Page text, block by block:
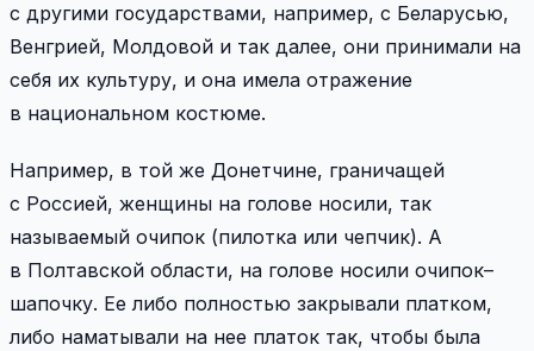
с другими государствами, например, с Беларусью,
Венгрией, Молдовой и так далее, они принимали на
себя их культуру, и она имела отражение
в национальном костюме.
Например, в той же Донетчине, граничащей
с Россией, женщины на голове носили, так
называемый очипок (пилотка или чепчик). A
в Полтавской области, на голове носили очипoк–
шапочку. Ее либо полностью закрывали платком,
либо наматывали на нее платок так, чтобы была